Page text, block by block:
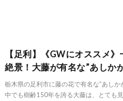
【足利】《GWにオススメ
絶景！大藤が有名な”あしか
栃木県の足利市に藤の花で有名な”あしか
中でも樹齢150年を誇る大藤は、とても